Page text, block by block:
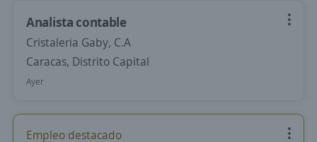
Analista contable
Cristaleria Gaby, C.A
Caracas, Distrito Capital
Ayer
Empleo destacado